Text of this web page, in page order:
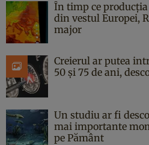
În timp ce
din vestul Europei,
major
Creierul ar putea
50 și 75 de ani,
Un studiu ar fi
mai importante
pe Pământ